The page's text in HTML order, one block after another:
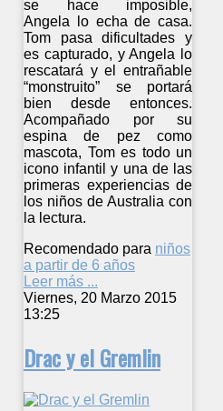
se hace imposible,
Angela lo echa de casa.
Tom pasa dificultades y
es capturado, y Angela lo
rescatará y el entrañable
“monstruito” se portará
bien desde entonces.
Acompañado por su
espina de pez como
mascota, Tom es todo un
icono infantil y una de las
primeras experiencias de
los niños de Australia con
la lectura.
Recomendado para niños
a partir de 6 años
Leer más ...
Viernes, 20 Marzo 2015
13:25
Drac y el Gremlin